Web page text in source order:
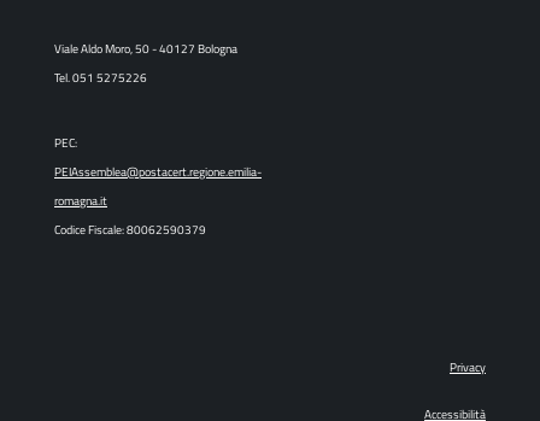
Viale Aldo Moro, 50 - 40127 Bologna
Tel. 051 5275226
PEC:
PEIAssemblea@postacert.regione.emilia-
romagna.it
Codice Fiscale: 80062590379
Privacy
Accessibilità